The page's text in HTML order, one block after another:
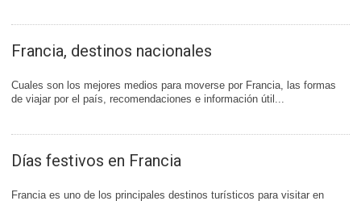
Francia, destinos nacionales
Cuales son los mejores medios para moverse por Francia, las formas
de viajar por el país, recomendaciones e información útil...
Días festivos en Francia
Francia es uno de los principales destinos turísticos para visitar en